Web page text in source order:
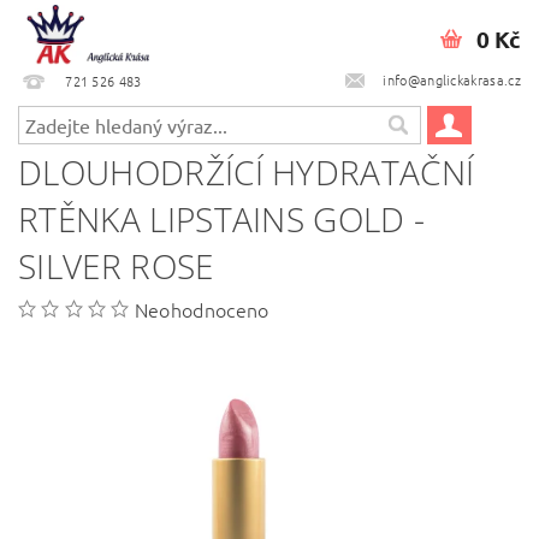
721 526 483 info@anglickakrasa.cz
0 Kč
DLOUHODRŽÍCÍ HYDRATAČNÍ
RTĚNKA LIPSTAINS GOLD -
SILVER ROSE
Neohodnoceno